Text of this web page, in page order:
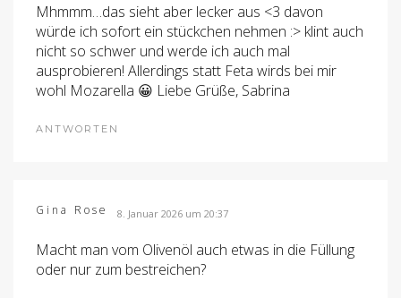
Mhmmm…das sieht aber lecker aus <3 davon
würde ich sofort ein stückchen nehmen :> klint auch
nicht so schwer und werde ich auch mal
ausprobieren! Allerdings statt Feta wirds bei mir
wohl Mozarella 😀 Liebe Grüße, Sabrina
ANTWORTEN
Gina Rose 8. Januar 2026 um 20:37
Macht man vom Olivenöl auch etwas in die Füllung
oder nur zum bestreichen?